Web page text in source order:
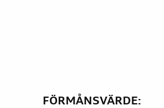
FÖRMÅNSVÄRDE: